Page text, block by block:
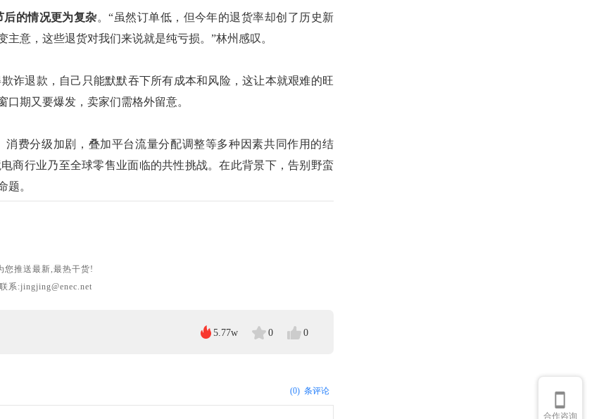
后的情况更为复杂。“虽然订单低，但今年的退货率却创了历史新
意，这些退货对我们来说就是纯亏损。 ”林州感叹。
诈退款，自己只能默默吞下所有成本和风险，这让本就艰难的旺
期又要爆发，卖家们需格外留意。
消费分级加剧，叠加平台流量分配调整等多种因素共同作用的结
商行业乃至全球零售业面临的共性挑战。在此背景下，告别野蛮
题。
您推送最新,最热干货!
系:jingjing@enec.net
5.77w 0 0
(0) 条评论
合作咨询